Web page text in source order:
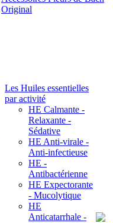
Original
Les Huiles essentielles
par activité
HE Calmante -
Relaxante -
Sédative
HE Anti-virale -
Anti-infectieuse
HE -
Antibactérienne
HE Expectorante
- Mucolytique
HE
Anticatarrhale -